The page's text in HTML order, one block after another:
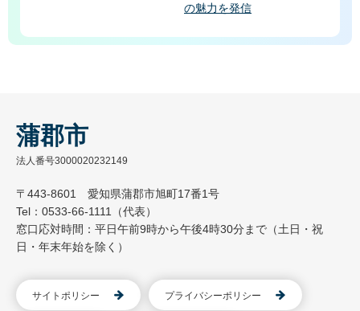
の魅力を発信
蒲郡市
法人番号3000020232149
〒443-8601 愛知県蒲郡市旭町17番1号
Tel：0533-66-1111（代表）
窓口応対時間：平日午前9時から午後4時30分まで（土日・祝
日・年末年始を除く）
サイトポリシー プライバシーポリシー